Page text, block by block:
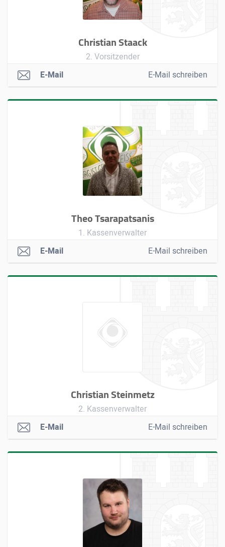
Christian Staack
2. Vorsitzender
E-Mail
E-Mail schreiben
Theo Tsarapatsanis
1. Kassenverwalter
E-Mail
E-Mail schreiben
Christian Steinmetz
2. Kassenverwalter
E-Mail
E-Mail schreiben